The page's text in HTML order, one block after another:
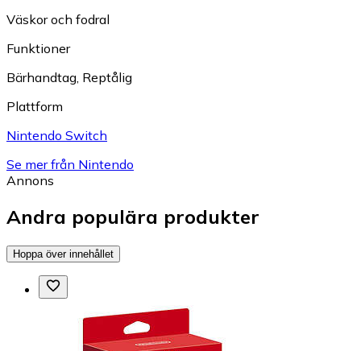
Väskor och fodral
Funktioner
Bärhandtag, Reptålig
Plattform
Nintendo Switch
Se mer från Nintendo
Annons
Andra populära produkter
Hoppa över innehållet